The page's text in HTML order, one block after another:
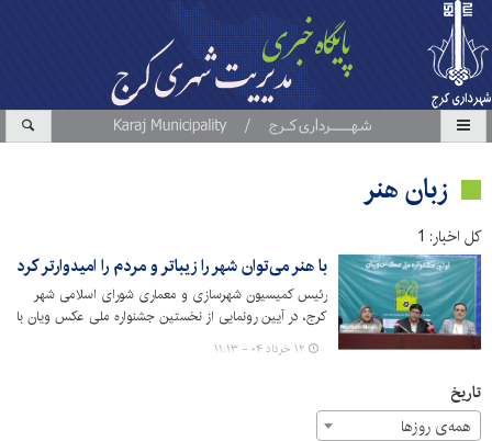
زبان هنر
کل اخبار: 1
با هنر می‌توان شهر را زیباتر و مردم را امیدوارتر کرد
رئیس کمیسیون شهرسازی و معماری شورای اسلامی شهر
کرج، در آیین رونمایی از نخستین جشنواره ملی عکس ویان با
اشاره به جایگاه مهم رسانه‌ها و هنرمندان در فرآیند هویت‌سازی
و امیدآفرینی در جامعه، بر لزوم حمایت از حرکت‌های اصیل
۱۲ خرداد ۰۴ - ۱۱:۱۳
تاریخ
همه‌ی روزها